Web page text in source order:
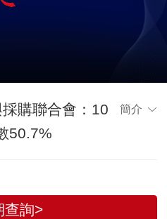
購聯合會：10
50.7%
簡介
查詢>